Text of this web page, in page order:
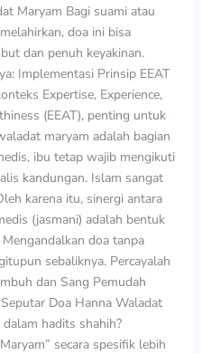
Maryam Bagi suami atau
doa ini bisa
dan penuh keyakinan.
Implementasi Prinsip EEAT
Expertise, Experience,
(EEAT), penting untuk
maryam adalah bagian
ibu tetap wajib mengikuti
kandungan. Islam sangat
karena itu, sinergi antara
(jasmani) adalah bentuk
doa tanpa
sebaliknya. Percayalah
dan Sang Pemudah
Doa Hanna Waladat
hadits shahih?
secara spesifik lebih